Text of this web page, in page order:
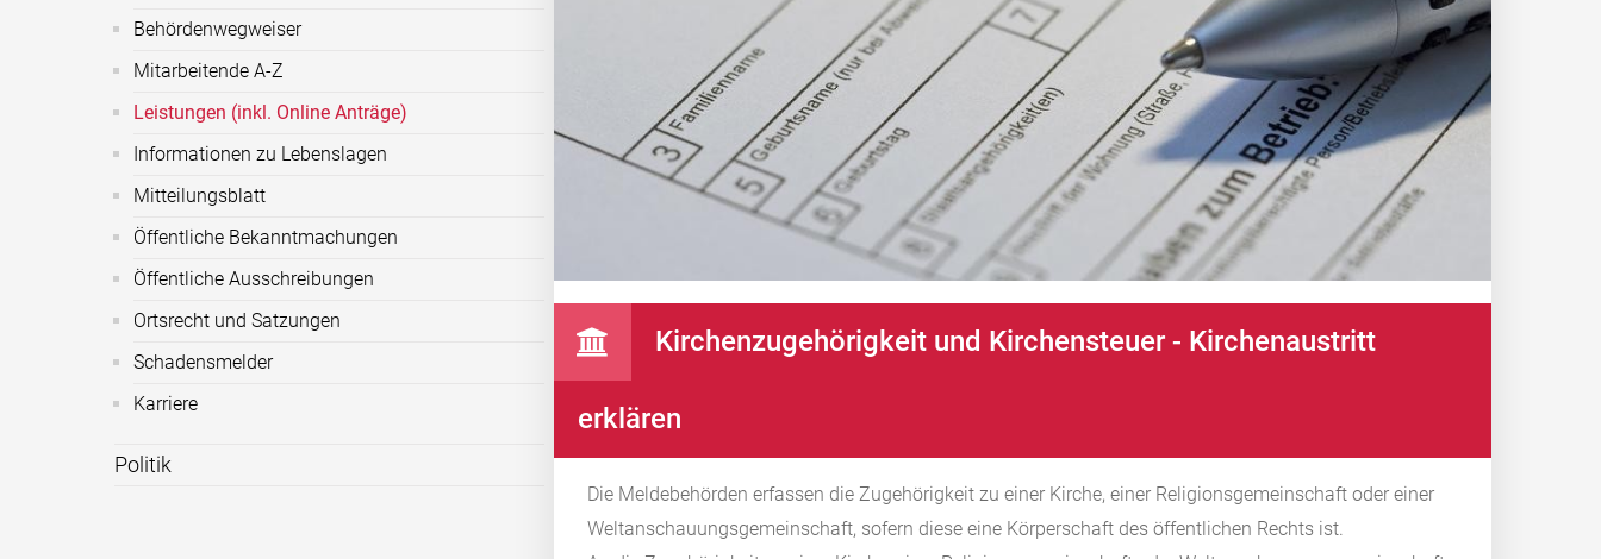
Behördenwegweiser
Mitarbeitende A-Z
Leistungen (inkl. Online Anträge)
Informationen zu Lebenslagen
Mitteilungsblatt
Öffentliche Bekanntmachungen
Öffentliche Ausschreibungen
Ortsrecht und Satzungen
Schadensmelder
Karriere
Politik
Kirchenzugehörigkeit und Kirchensteuer - Kirchenaustritt
erklären
Die Meldebehörden erfassen die Zugehörigkeit zu einer Kirche, einer Religionsgemeinschaft oder einer
Weltanschauungsgemeinschaft, sofern diese eine Körperschaft des öffentlichen Rechts ist.